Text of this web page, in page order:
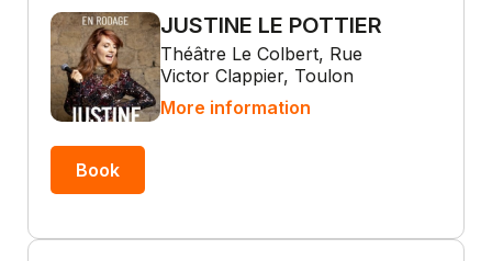
JUSTINE LE POTTIER
Théâtre Le Colbert, Rue
Victor Clappier, Toulon
More information
Book